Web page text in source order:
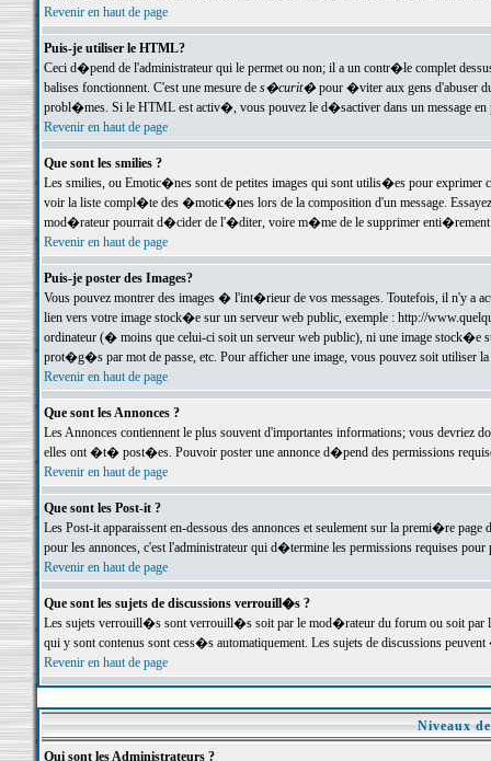
Revenir en haut de page
Puis-je utiliser le HTML?
Ceci d�pend de l'administrateur qui le permet ou non; il a un contr�le complet
balises fonctionnent. C'est une mesure de s�curit�pour �viter aux gens d'abuser
probl�mes. Si le HTML est activ�, vous pouvez le d�sactiver dans un message en
Revenir en haut de page
Que sont les smilies ?
Les smilies, ou Emotic�nes sont de petites images qui sont utilis�es pour exprimer
voir la liste compl�te des �motic�nes lors de la composition d'un message.
mod�rateur pourrait d�cider de l'�diter, voire m�me de le supprimer
Revenir en haut de page
Puis-je poster des Images?
Vous pouvez montrer des images � l'int�rieur de vos messages. Toutefois, il n'y a
lien vers votre image stock�e sur un serveur web public, exemple : http://
ordinateur (� moins que celui-ci soit un serveur web public), ni une image stock�e
prot�g�s par mot de passe, etc. Pour afficher une image, vous pouvez soit
Revenir en haut de page
Que sont les Annonces ?
Les Annonces contiennent le plus souvent d'importantes informations; vous devriez
elles ont �t� post�es. Pouvoir poster une annonce d�pend des permissions
Revenir en haut de page
Que sont les Post-it ?
Les Post-it apparaissent en-dessous des annonces et seulement sur la premi�re
pour les annonces, c'est l'administrateur qui d�termine les permissions requises pour
Revenir en haut de page
Que sont les sujets de discussions verrouill�s ?
Les sujets verrouill�s sont verrouill�s soit par le mod�rateur du forum ou soit par
qui y sont contenus sont cess�s automatiquement. Les sujets de discussions
Revenir en haut de page
Niveaux
Qui sont les Administrateurs ?